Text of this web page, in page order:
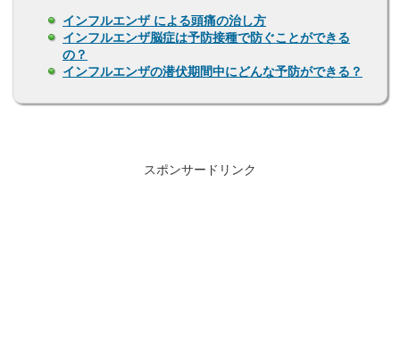
インフルエンザ による頭痛の治し方
インフルエンザ脳症は予防接種で防ぐことができる
の？
インフルエンザの潜伏期間中にどんな予防ができる？
スポンサードリンク